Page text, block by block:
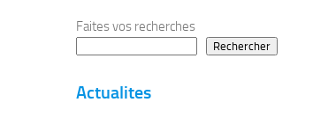
Faites vos recherches
Rechercher
Actualites